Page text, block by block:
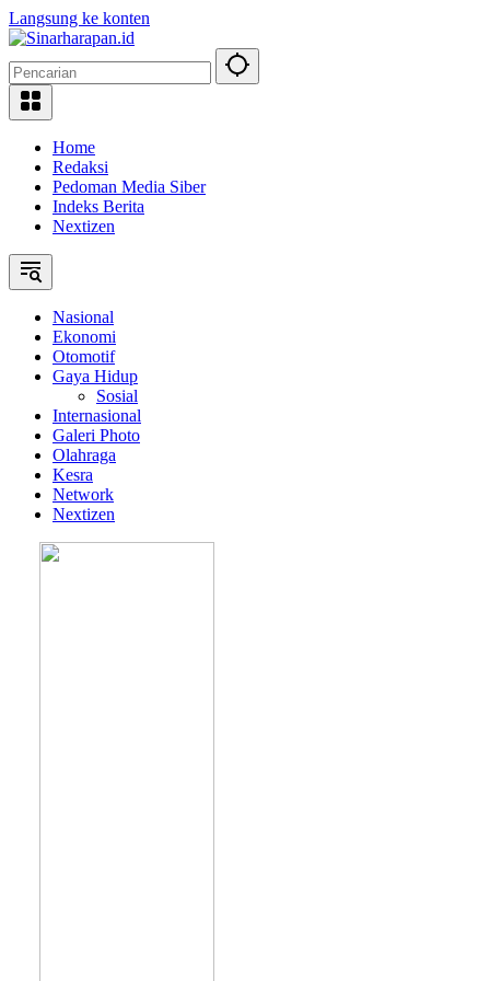
Langsung ke konten
Home
Redaksi
Pedoman Media Siber
Indeks Berita
Nextizen
Nasional
Ekonomi
Otomotif
Gaya Hidup
Sosial
Internasional
Galeri Photo
Olahraga
Kesra
Network
Nextizen